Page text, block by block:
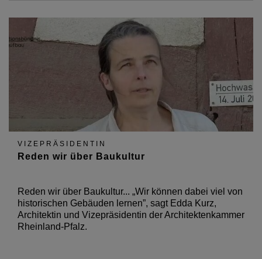
VIZEPRÄSIDENTIN
Reden wir über Baukultur
Reden wir über Baukultur... „Wir können dabei viel von
historischen Gebäuden lernen”, sagt Edda Kurz,
Architektin und Vizepräsidentin der Architektenkammer
Rheinland-Pfalz.